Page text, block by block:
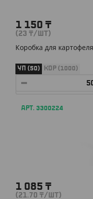
1 150 ₸
(23 ₸/ШТ)
Коробка для
УП (50) КОР (1000)
АРТ. 3300224
1 085 ₸
(21.70 ₸/ШТ)